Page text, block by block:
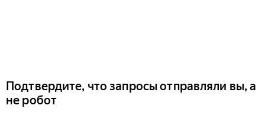
Подтвердите, что запросы отправляли вы, а
не робот